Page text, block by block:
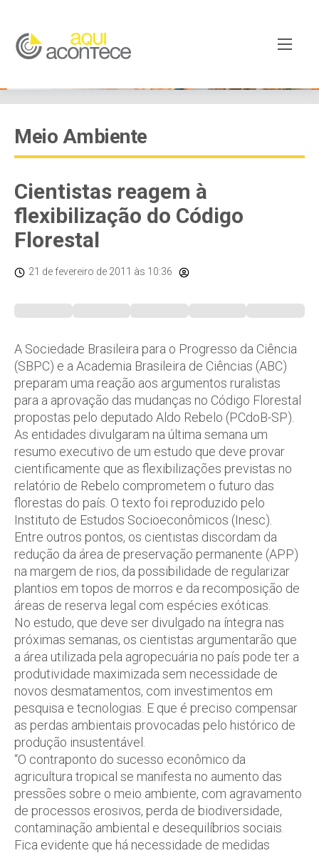
Meio Ambiente
Cientistas reagem à
flexibilização do Código
Florestal
21 de fevereiro de 2011 às 10:36
A Sociedade Brasileira para o Progresso da Ciência
(SBPC) e a Academia Brasileira de Ciências (ABC)
preparam uma reação aos argumentos ruralistas
para a aprovação das mudanças no Código Florestal
propostas pelo deputado Aldo Rebelo (PCdoB-SP).
As entidades divulgaram na última semana um
resumo executivo de um estudo que deve provar
cientificamente que as flexibilizações previstas no
relatório de Rebelo comprometem o futuro das
florestas do país. O texto foi reproduzido pelo
Instituto de Estudos Socioeconômicos (Inesc).
Entre outros pontos, os cientistas discordam da
redução da área de preservação permanente (APP)
na margem de rios, da possibilidade de regularizar
plantios em topos de morros e da recomposição de
áreas de reserva legal com espécies exóticas.
No estudo, que deve ser divulgado na íntegra nas
próximas semanas, os cientistas argumentarão que
a área utilizada pela agropecuária no país pode ter a
produtividade maximizada sem necessidade de
novos desmatamentos, com investimentos em
pesquisa e tecnologias. E que é preciso compensar
as perdas ambientais provocadas pelo histórico de
produção insustentável.
“O contraponto do sucesso econômico da
agricultura tropical se manifesta no aumento das
pressões sobre o meio ambiente, com agravamento
de processos erosivos, perda de biodiversidade,
contaminação ambiental e desequilíbrios sociais.
Fica evidente que há necessidade de medidas